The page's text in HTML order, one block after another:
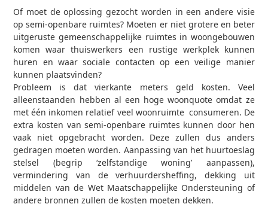
Of moet de oplossing gezocht worden in een andere visie
op semi-openbare ruimtes? Moeten er niet grotere en beter
uitgeruste gemeenschappelijke ruimtes in woongebouwen
komen waar thuiswerkers een rustige werkplek kunnen
huren en waar sociale contacten op een veilige manier
kunnen plaatsvinden?
Probleem is dat vierkante meters geld kosten. Veel
alleenstaanden hebben al een hoge woonquote omdat ze
met één inkomen relatief veel woonruimte consumeren. De
extra kosten van semi-openbare ruimtes kunnen door hen
vaak niet opgebracht worden. Deze zullen dus anders
gedragen moeten worden. Aanpassing van het huurtoeslag
stelsel (begrip ‘zelfstandige woning’ aanpassen),
vermindering van de verhuurdersheffing, dekking uit
middelen van de Wet Maatschappelijke Ondersteuning of
andere bronnen zullen de kosten moeten dekken.